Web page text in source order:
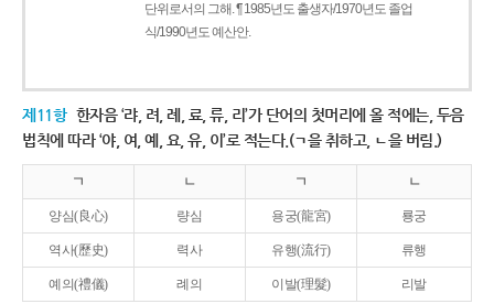
단위로서의 그해. ¶ 1985년도 출생자/1970년도 졸업
식/1990년도 예산안.
제11항 한자음 ‘랴, 려, 례, 료, 류, 리’가 단어의 첫머리에 올 적에는, 두음
법칙에 따라 ‘야, 여, 예, 요, 유, 이’로 적는다.(ㄱ을 취하고, ㄴ을 버림.)
ㄱ ㄴ ㄱ ㄴ
양심(良心) 량심 용궁(龍宮) 룡궁
역사(歷史) 력사 유행(流行) 류행
예의(禮儀) 례의 이발(理髮) 리발